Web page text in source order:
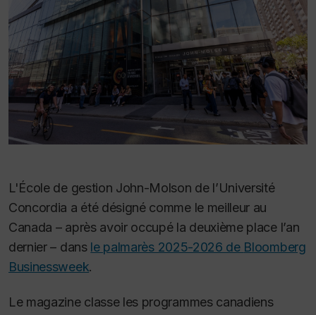
L'École de gestion John-Molson de l’Université
Concordia a été désigné comme le meilleur au
Canada – après avoir occupé la deuxième place l’an
dernier – dans le palmarès 2025-2026 de Bloomberg
Businessweek.
Le magazine classe les programmes canadiens